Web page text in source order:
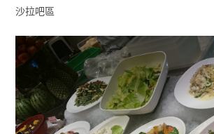
沙拉吧區